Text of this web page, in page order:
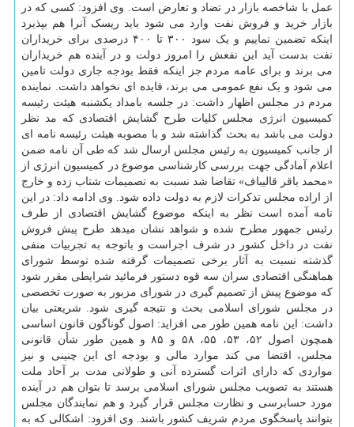
عمل با شاخصه بازار در تضاد و تعارض است. وی افزود: کسی که در
بازار خرید و فروش نفت وارد می شود باید ریسک آنرا هم بپذیرد
اینکه تضمین نماییم و یک سود ۳۰۰ تا ۴۰۰ درصدی برای خریداران
نفت بدست آید این نفعش را امروز دولت و در آینده هم خریداران
می برند و برای عامه مردم جز اینکه فقط بودجه جاری دولت تامین
می شود و یک نفع عمومی می برند، فایده ای نخواهد داشت. نماینده
مردم در مجلس اظهار داشت: در جلسه بامداد یکشنبه هیئت رئیسه
کمیسیون انرژی مجلس کلیات طرح گشایش اقتصادی که مد نظر
دولت می باشد به بحث گذاشته شد و با مصوبه هیئت رئیسه نامه ای
از جانب کمیسیون به رئیس مجلس ارسال شد که طی آن نامه ضمن
اعلام آمادگی جهت بررسی کارشناسی موضوع در کمیسیون انرژی از
«محمد باقر قالیباف» تقاضا شد نسبت به تصمیمات شتاب زده و خارج
از اراده مجلس تذکرات لازم به دولت داده شود. وی ادامه داد: در این
نامه آمده است نظر به اینکه موضوع گشایش اقتصادی از طرف
رئیس جمهور مطرح شده و شواهد نشان میدهد طرح پیش فروش
نفت در داخل کشور در شرف اجراست و باتوجه به تجربیات منفی
گذشته نسبت به آثار برخی تصمیمات گرفته شده توسط شورای
هماهنگی اقتصادی سران سه قوه دستور فرمائید شرایطی مقرر شود
که موضوع پیش از تصمیم گیری در شورای مزبور به صورت تخصصی
در مجلس شورای اسلامی بحث و نتیجه گیری شود. شریعتی بیان
داشت: این نامه همین طور می افزاید: اصول گوناگون قانون اساسی
همچون اصول ۵۲، ۵۳، ۵۵، ۵۸ و ۸۵ و همین طور شأن قانونی
مجلس، اقتضا می کند موارد مالی و بودجه ای این چنینی و نیز
مواردی که دارای اثرات گسترده آنی و طولانی مدت بر آحاد ملت
هستند به تصویب مجلس شورای اسلامی برسد تا بتوان هم در آینده
مورد حسابرسی و نظارت مجلس قرار گیرد و هم نمایندگان مجلس
بتوانند پاسخگوی مردم شریف کشور باشند. وی افزود: اشکالی که به